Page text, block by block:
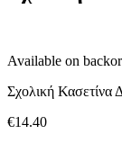
Available on
Σχολική Κασετίνα
€14.40